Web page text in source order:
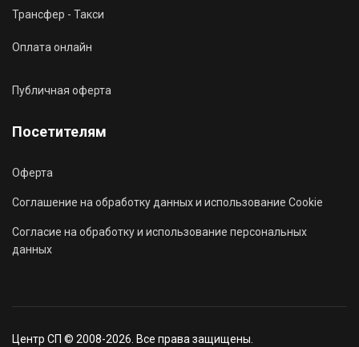
Трансфер - Такси
Оплата онлайн
Публичная оферта
Посетителям
Оферта
Соглашение на обработку данных и использование Cookie
Согласие на обработку и использование персональных
данных
Центр СП © 2008-2026. Все права защищены.